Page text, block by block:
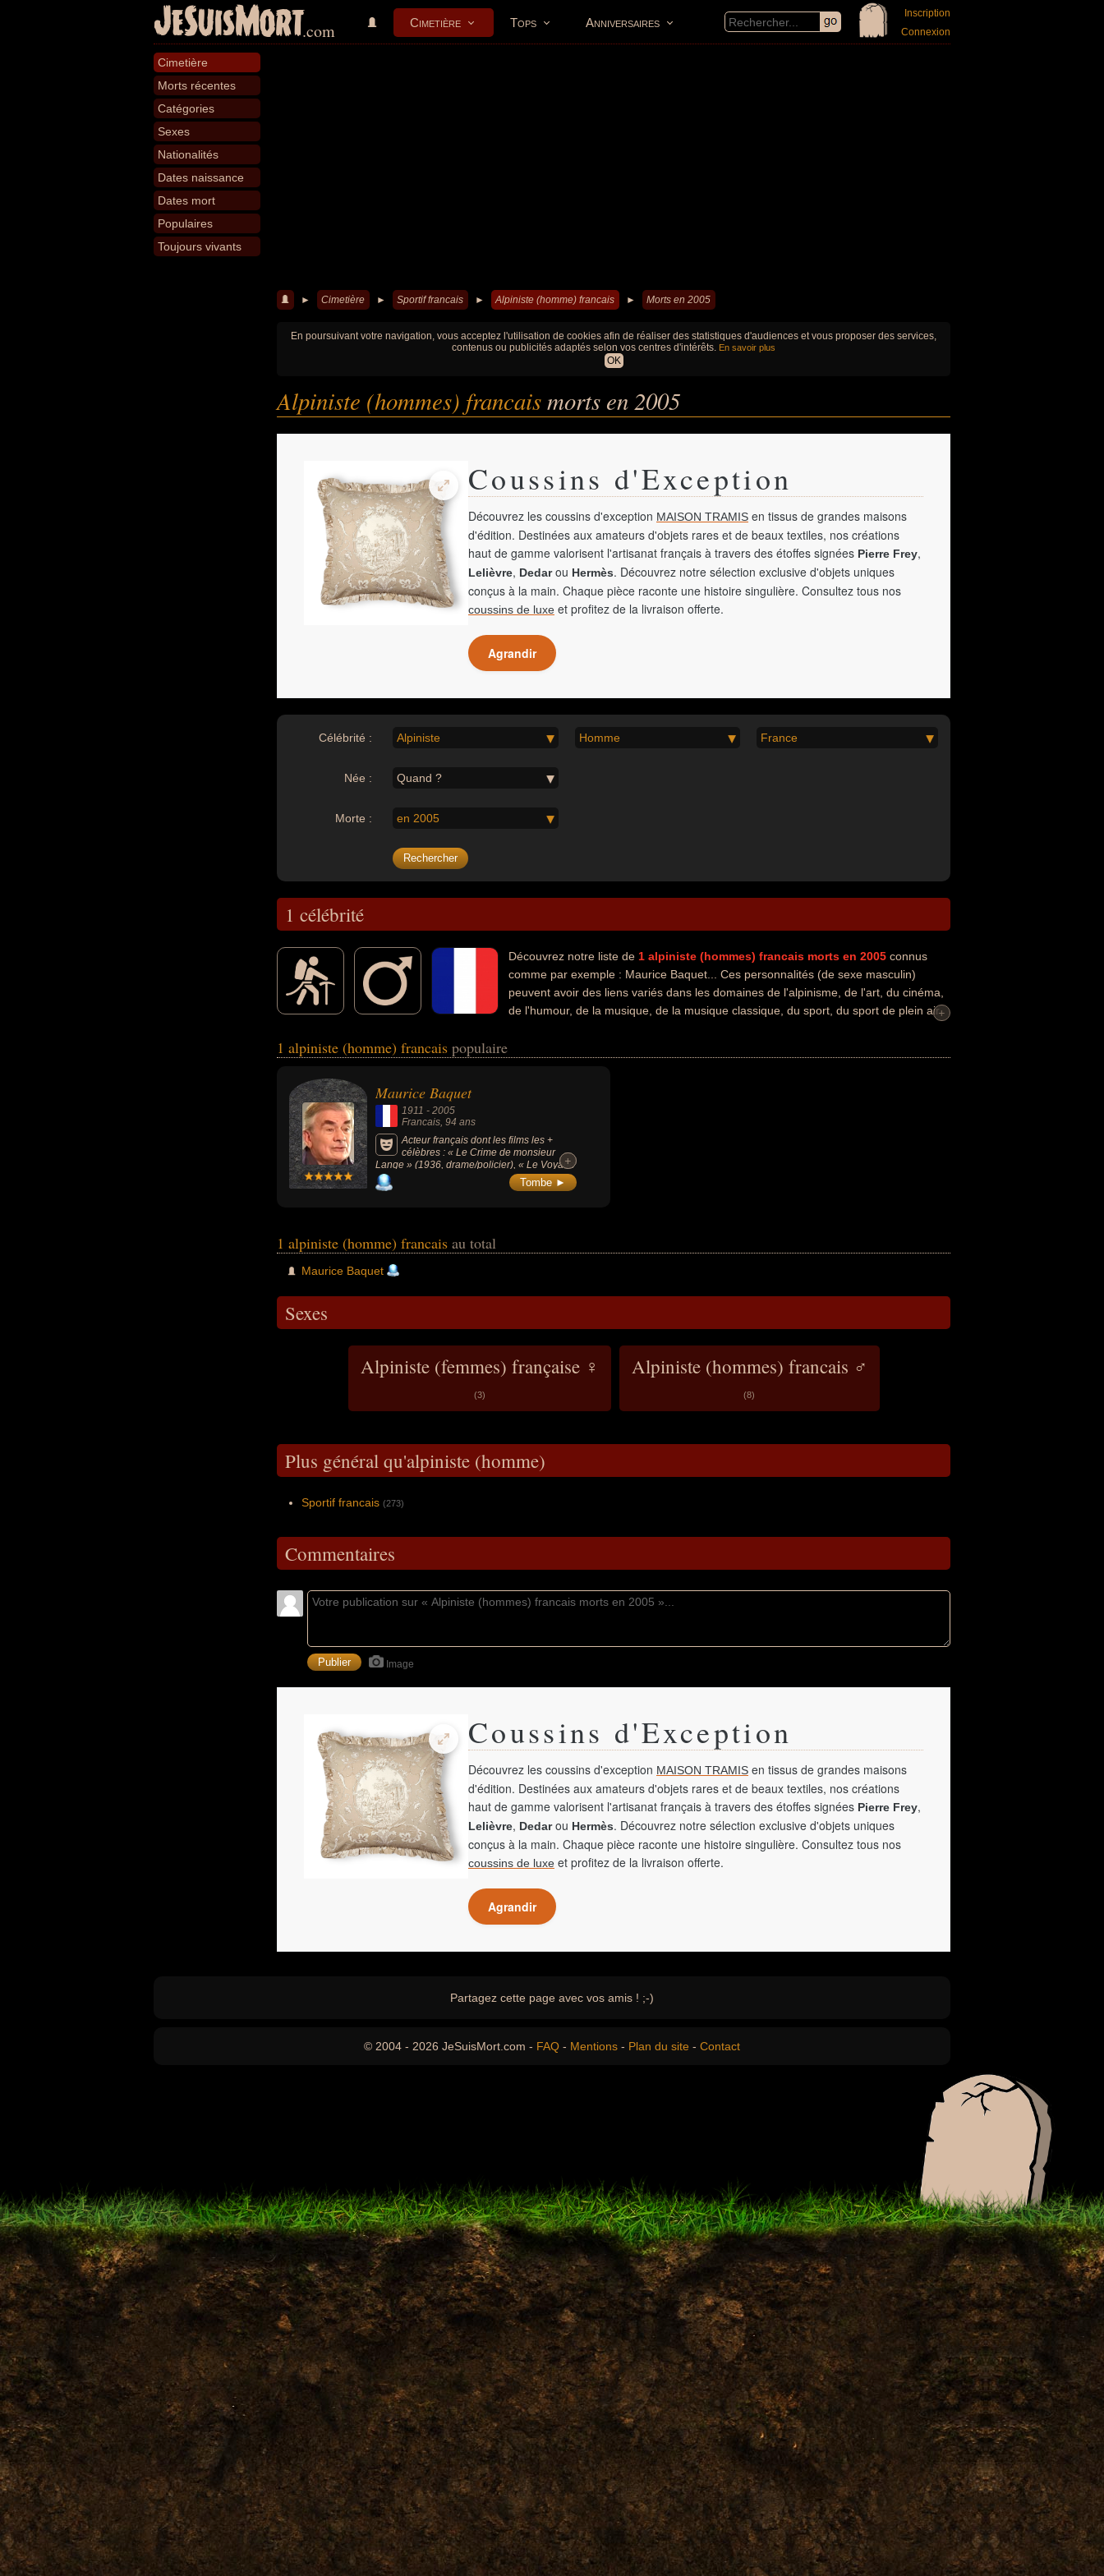
JeSuisMort.com Cimetière Tops Anniversaires
Inscription
Connexion
Cimetière
Morts récentes
Catégories
Sexes
Nationalités
Dates naissance
Dates mort
Populaires
Toujours vivants
► Cimetière ► Sportif francais ► Alpiniste (homme) francais ► Morts en 2005
En poursuivant votre navigation, vous acceptez l'utilisation de cookies afin de réaliser des statistiques d'audiences et vous proposer des services,
contenus ou publicités adaptés selon vos centres d'intérêts. En savoir plus
OK
Alpiniste (hommes) francaismorts en 2005
Coussins d'Exception
Découvrez les coussins d'exception MAISON TRAMIS en tissus de grandes maisons
d'édition. Destinées aux amateurs d'objets rares et de beaux textiles, nos créations
haut de gamme valorisent l'artisanat français à travers des étoffes signées Pierre Frey,
Lelièvre, Dedarou Hermès. Découvrez notre sélection exclusive d'objets uniques
conçus à la main. Chaque pièce raconte une histoire singulière. Consultez tous nos
coussins de luxe et profitez de la livraison offerte.
Agrandir
Célébrité : Alpiniste Homme France
Née : Quand ?
Morte : en 2005
1 célébrité
Découvrez notre liste de 1 alpiniste (hommes) francais morts en 2005 connus
comme par exemple : Maurice Baquet... Ces personnalités (de sexe masculin)
peuvent avoir des liens variés dans les domaines de l'alpinisme, de l'art, du cinéma,
de l'humour, de la musique, de la musique classique, du sport, du sport de plein air+
1 alpiniste (homme) francais populaire
Maurice Baquet
1911 - 2005
Francais, 94 ans
Acteur français dont les films les +
célèbres : « Le Crime de monsieur
Lange » (1936, drame/policier), « Le Voyage
en ballon » (1960, aventure/famille), « Bibi
fricotin » (1951, comédie). Il reçoit un Molière
la première ascension de la face sud-est de
l'aiguille du Midi à Chamonix en 1936.
+
+
Tombe ►
1 alpiniste (homme) francais au total
Maurice Baquet
Sexes
Alpiniste (femmes) française ♀
(3)
Alpiniste (hommes) francais ♂
(8)
Plus général qu'alpiniste (homme)
Sportif francais (273)
Commentaires
Image
Coussins d'Exception
Découvrez les coussins d'exception MAISON TRAMIS en tissus de grandes maisons
d'édition. Destinées aux amateurs d'objets rares et de beaux textiles, nos créations
haut de gamme valorisent l'artisanat français à travers des étoffes signées Pierre Frey,
Lelièvre, Dedarou Hermès. Découvrez notre sélection exclusive d'objets uniques
conçus à la main. Chaque pièce raconte une histoire singulière. Consultez tous nos
coussins de luxe et profitez de la livraison offerte.
Agrandir
Partagez cette page avec vos amis ! ;-)
© 2004 - 2026 JeSuisMort.com - FAQ - Mentions - Plan du site - Contact